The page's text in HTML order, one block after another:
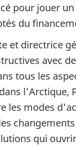
pour jouer
du
et directrice
avec
tous les
l'Arctique,
les modes
qui